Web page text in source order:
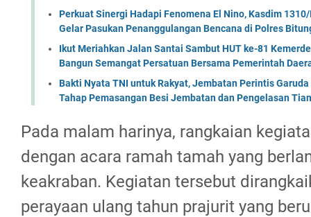
Perkuat Sinergi Hadapi Fenomena El Nino, Kasdim
Gelar Pasukan Penanggulangan Bencana di Polres
Ikut Meriahkan Jalan Santai Sambut HUT ke-81
Bangun Semangat Persatuan Bersama Pemerintah
Bakti Nyata TNI untuk Rakyat, Jembatan Perintis
Tahap Pemasangan Besi Jembatan dan Pengelasan
Pada malam harinya, rangkaian
dengan acara ramah tamah yang
keakraban. Kegiatan tersebut
perayaan ulang tahun prajurit yang